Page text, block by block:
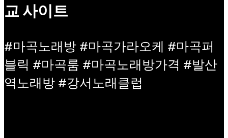
교 사이트
#마곡노래방 #마곡가라오케 #마곡퍼
블릭 #마곡룸 #마곡노래방가격 #발산
역노래방 #강서노래클럽